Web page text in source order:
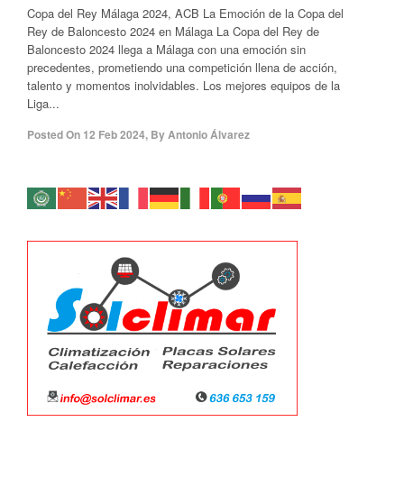
Copa del Rey Málaga 2024, ACB La Emoción de la Copa del
Rey de Baloncesto 2024 en Málaga La Copa del Rey de
Baloncesto 2024 llega a Málaga con una emoción sin
precedentes, prometiendo una competición llena de acción,
talento y momentos inolvidables. Los mejores equipos de la
Liga...
Posted On 12 Feb 2024, ByAntonio Álvarez